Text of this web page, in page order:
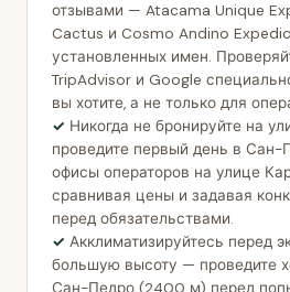
отзывами — Atacama Unique
Cactus и Cosmo Andino
установленных имен.
TripAdvisor и Google
вы хотите, а не только для
Никогда не бронируйте на
проведите первый день в Сан-
офисы операторов на улице
сравнивая цены и задавая
перед обязательствами.
Акклиматизируйтесь перед
большую высоту — проведите
Сан-Педро (2400 м) перед